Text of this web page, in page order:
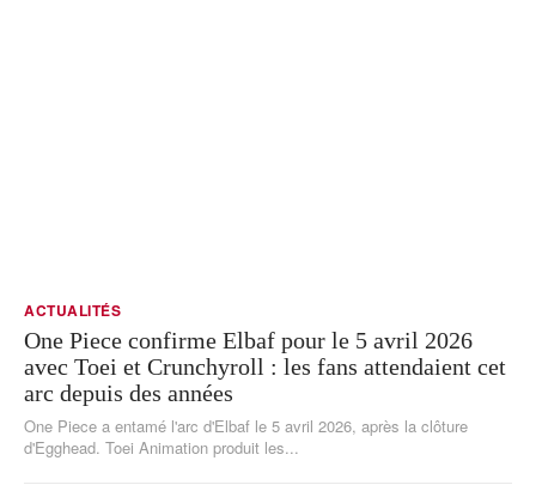
ACTUALITÉS
One Piece confirme Elbaf pour le 5 avril 2026
avec Toei et Crunchyroll : les fans attendaient cet
arc depuis des années
One Piece a entamé l'arc d'Elbaf le 5 avril 2026, après la clôture
d'Egghead. Toei Animation produit les...